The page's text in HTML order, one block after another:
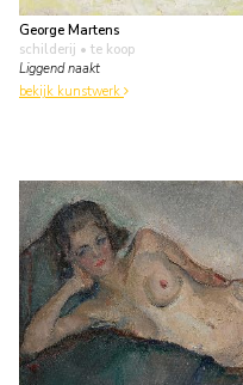
George Martens
schilderij • te koop
Liggend naakt
bekijk kunstwerk